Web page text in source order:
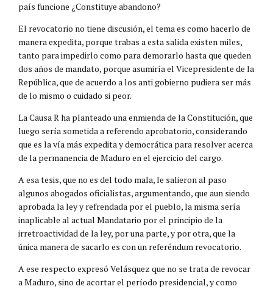
país funcione ¿Constituye abandono?
El revocatorio no tiene discusión, el tema es como hacerlo de
manera expedita, porque trabas a esta salida existen miles,
tanto para impedirlo como para demorarlo hasta que queden
dos años de mandato, porque asumiría el Vicepresidente de la
República, que de acuerdo a los anti gobierno pudiera ser más
de lo mismo o cuidado si peor.
La Causa R ha planteado una enmienda de la Constitución, que
luego sería sometida a referendo aprobatorio, considerando
que es la vía más expedita y democrática para resolver acerca
de la permanencia de Maduro en el ejercicio del cargo.
A esa tesis, que no es del todo mala, le salieron al paso
algunos abogados oficialistas, argumentando, que aun siendo
aprobada la ley y refrendada por el pueblo, la misma sería
inaplicable al actual Mandatario por el principio de la
irretroactividad de la ley, por una parte, y por otra, que la
única manera de sacarlo es con un referéndum revocatorio.
A ese respecto expresó Velásquez que no se trata de revocar
a Maduro, sino de acortar el período presidencial, y como